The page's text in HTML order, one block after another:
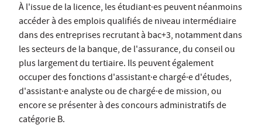
À l'issue de la licence, les étudiant·es peuvent néanmoins
accéder à des emplois qualifiés de niveau intermédiaire
dans des entreprises recrutant à bac+3, notamment dans
les secteurs de la banque, de l'assurance, du conseil ou
plus largement du tertiaire. Ils peuvent également
occuper des fonctions d'assistant·e chargé·e d'études,
d'assistant·e analyste ou de chargé·e de mission, ou
encore se présenter à des concours administratifs de
catégorie B.